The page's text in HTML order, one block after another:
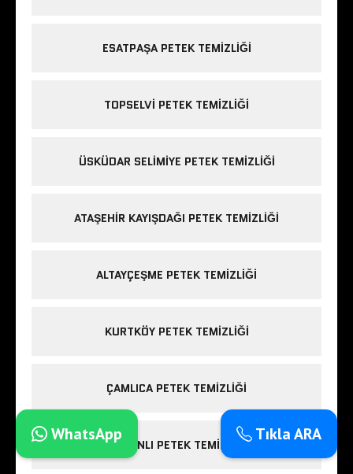
ESATPAŞA PETEK TEMIZLIĞI
TOPSELVI PETEK TEMIZLIĞI
ÜSKÜDAR SELIMIYE PETEK TEMIZLIĞI
ATAŞEHIR KAYIŞDAĞI PETEK TEMIZLIĞI
ALTAYÇEŞME PETEK TEMIZLIĞI
KURTKÖY PETEK TEMIZLIĞI
ÇAMLICA PETEK TEMIZLIĞI
SOĞANLI PETEK TEMIZLIĞI
Tıkla ARA
WhatsApp